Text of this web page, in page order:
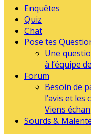
Enquêtes
Quiz
Chat
Pose tes
Une
à l’équipe
Forum
Besoin de
l’avis et les
Viens
Sourds &